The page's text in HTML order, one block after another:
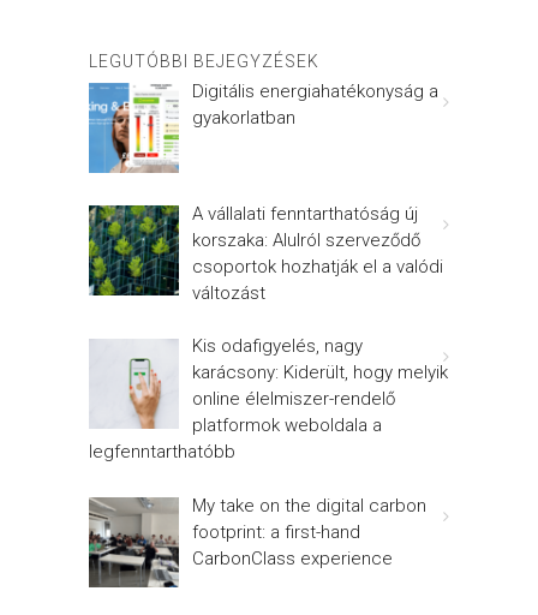
LEGUTÓBBI BEJEGYZÉSEK
Digitális energiahatékonyság a
gyakorlatban
A vállalati fenntarthatóság új
korszaka: Alulról szerveződő
csoportok hozhatják el a valódi
változást
Kis odafigyelés, nagy
karácsony: Kiderült, hogy melyik
online élelmiszer-rendelő
platformok weboldala a
legfenntarthatóbb
My take on the digital carbon
footprint: a first-hand
CarbonClass experience